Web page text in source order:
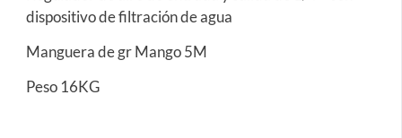
dispositivo de filtración de agua
Manguera de gr Mango 5M
Peso 16KG